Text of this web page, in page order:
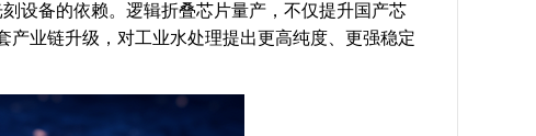
设备的依赖。逻辑折叠芯片量产，不仅提升国产芯
产业链升级，对工业水处理提出更高纯度、更强稳定